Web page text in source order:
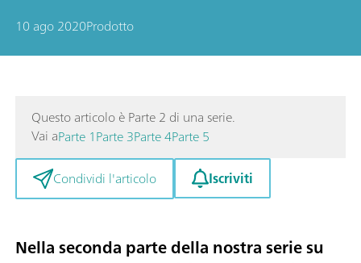
10 ago 2020Prodotto
Questo articolo è Parte 2 di una serie.
Vai aParte 1Parte 3Parte 4Parte 5
Condividi l'articolo
Iscriviti
Nella seconda parte della nostra serie su